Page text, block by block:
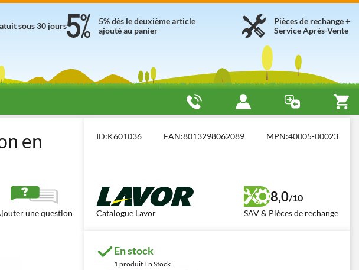
Pièces de rechange +
Service Après-Vente
5% dès le deuxième article
ajouté au panier
sous 30 jours
en
une question
ID:K601036 EAN:8013298062089 MPN:40005-00023
Catalogue Lavor
8,0/10
SAV & Pièces de rechange
En stock
1 produit En Stock